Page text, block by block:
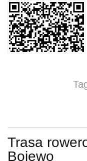
Trasa
Bojewo